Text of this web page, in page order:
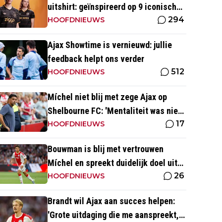
uitshirt: geïnspireerd op 9 iconische
momenten uit clubhistorie
HOOFDNIEUWS 294
Ajax Showtime is vernieuwd: jullie
feedback helpt ons verder
HOOFDNIEUWS 512
Míchel niet blij met zege Ajax op
Shelbourne FC: 'Mentaliteit was niet
goed genoeg in de slotfase'
HOOFDNIEUWS 17
Bouwman is blij met vertrouwen
Míchel en spreekt duidelijk doel uit
met Ajax
HOOFDNIEUWS 26
Brandt wil Ajax aan succes helpen:
'Grote uitdaging die me aanspreekt,